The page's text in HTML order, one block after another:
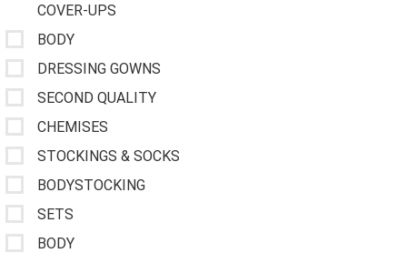
COVER-UPS
BODY
DRESSING GOWNS
SECOND QUALITY
CHEMISES
STOCKINGS & SOCKS
BODYSTOCKING
SETS
BODY